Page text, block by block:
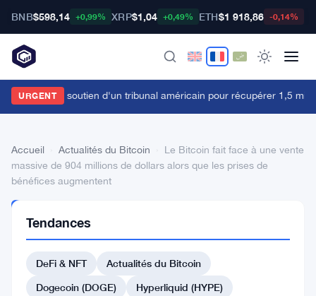
BNB$598,14 +0,99% XRP$1,04 +0,49% ETH$1 918,86 -0,14%
URGENT
obtient le soutien d'un tribunal américain pour récupérer 1,5
Accueil Actualités du Bitcoin
Le Bitcoin fait face à une vente
massive de 904 millions de dollars alors que les prises de
bénéfices augmentent
DU BITCOIN
Bitcoin
Tendances
DeFi & NFT
Actualités du Bitcoin
Dogecoin (DOGE)
Hyperliquid (HYPE)